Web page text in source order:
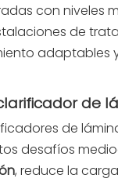
con niveles
de
adaptables
de
de
desafíos
, reduce la